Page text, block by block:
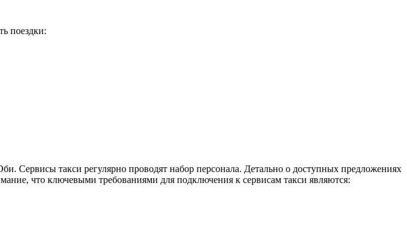
поездки:
Сервисы такси регулярно проводят набор персонала. Детально о доступных предложениях
что ключевыми требованиями для подключения к сервисам такси являются: